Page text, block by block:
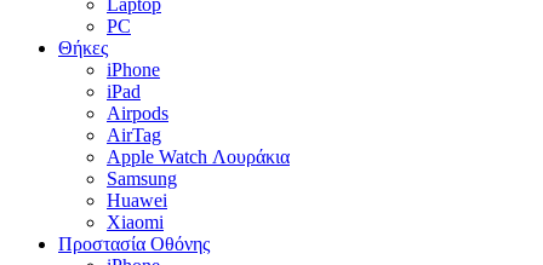
Laptop
PC
Θήκες
iPhone
iPad
Airpods
AirTag
Apple Watch Λουράκια
Samsung
Huawei
Xiaomi
Προστασία Οθόνης